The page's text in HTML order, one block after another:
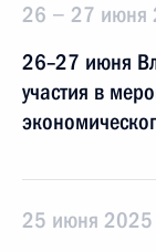
26 − 27 июня
26–27 июня
участия в
25 июня 2025